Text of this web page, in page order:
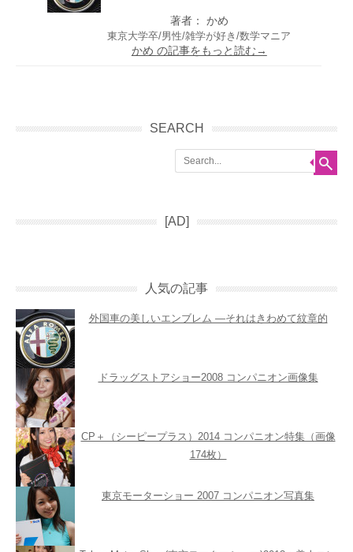
著者： かめ
東京大学卒/男性/雑学が好き/数学マニア
かめ の記事をもっと読む→
SEARCH
Search
[AD]
人気の記事
外国車の美しいエンブレム ―それはきわめて紋章的
ドラッグストアショー2008 コンパニオン画像集
CP＋（シーピープラス）2014 コンパニオン特集（画像
174枚）
東京モーターショー 2007 コンパニオン写真集